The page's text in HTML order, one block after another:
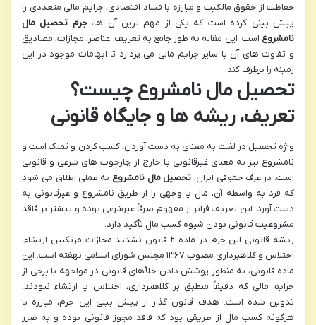
حفاظت از حقوق مالکیت و مبارزه با فساد اقتصادی، جرایم مالی متعددی را
پیش بینی کرده است که یکی از مهم ترین آن ها،جرم تحصیل مال
نامشروع است. این مقاله به طور جامع به تعریف، عناصر، مجازات، مصادیق
و تفاوت های آن با سایر جرایم مالی می پردازد تا ابهامات موجود در این
زمینه را برطرف کند.
تحصیل مال نامشروع چیست؟
تعریف، ریشه ها و جایگاه قانونی
واژه تحصیل در لغت به معنای به دست آوردن، کسب کردن و تملک است و
نامشروع نیز به معنای غیرقانونی یا خارج از چارچوب های شرعی و قانونی
است. در عرف حقوقی ایران، تحصیل مال نامشروع به عملی اطلاق می شود
که فرد به واسطه آن، مال یا وجهی را از طریق نامشروع و غیرقانونی به
دست آورد. این تعریف فراتر از مفهوم صرفاً غیرشرعی بوده و بیشتر بر فاقد
مشروعیت قانونی بودن شیوه کسب مال تأکید دارد.
ریشه قانونی این جرم در ماده ۲ قانون تشدید مجازات مرتکبین ارتشاء،
اختلاس و کلاهبرداری مصوب ۱۳۶۷ مجلس شورای اسلامی نهفته است. این
ماده قانونی، به منظور پوشش دادن خلأهای قانونی در مواجهه با برخی از
جرایم مالی که دقیقاً منطبق بر کلاهبرداری، اختلاس یا ارتشاء نبودند،
تدوین شده است. هدف قانون گذار از پیش بینی این جرم، مبارزه با
هرگونه کسب مال از طریقی بود که فاقد مجوز قانونی بوده و به ضرر